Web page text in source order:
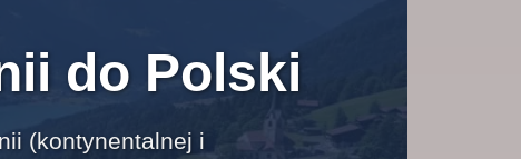
do Polski
(kontynentalnej i